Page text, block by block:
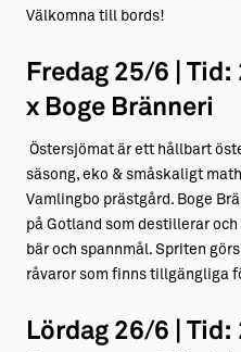
Välkomna till bords!
Fredag 25/6 |
x Boge Bränneri
Östersjömat är ett hållbart
säsong, eko & småskaligt
Vamlingbo prästgård. Boge
på Gotland som destillerar
bär och spannmål. Spriten
råvaror som finns tillgängliga
Lördag 26/6 |